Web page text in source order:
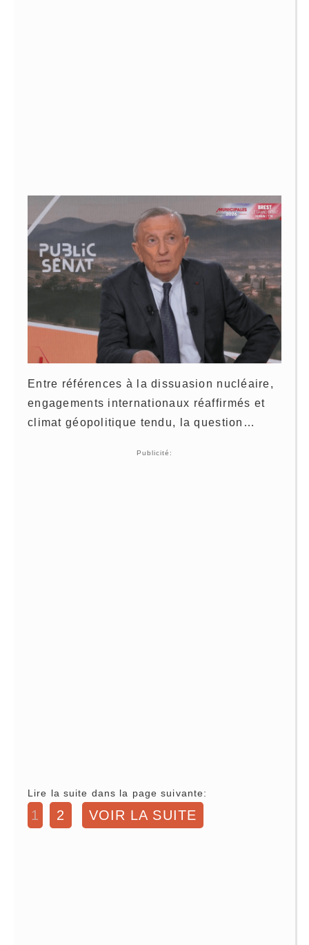
Entre références à la dissuasion nucléaire,
engagements internationaux réaffirmés et
climat géopolitique tendu, la question…
Publicité:
Lire la suite dans la page suivante:
1 2 VOIR LA SUITE